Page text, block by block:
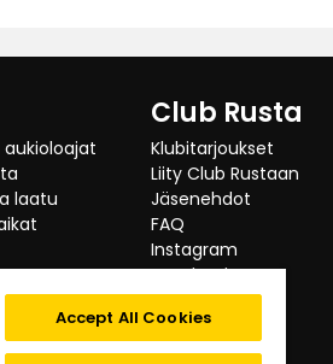
laatu
Club Rusta
Klubitarjoukset
Liity Club Rustaan
Jäsenehdot
FAQ
Instagram
Facebook
TikTok
Accept All Cookies